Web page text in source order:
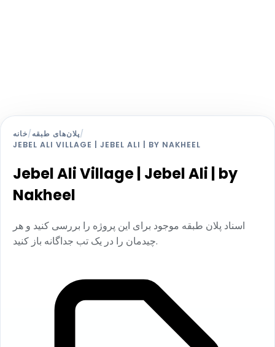
خانه/پلان‌های طبقه/
JEBEL ALI VILLAGE | JEBEL ALI | BY NAKHEEL
Jebel Ali Village | Jebel Ali | by
Nakheel
اسناد پلان طبقه موجود برای این پروژه را بررسی کنید و هر
چیدمان را در یک تب جداگانه باز کنید.